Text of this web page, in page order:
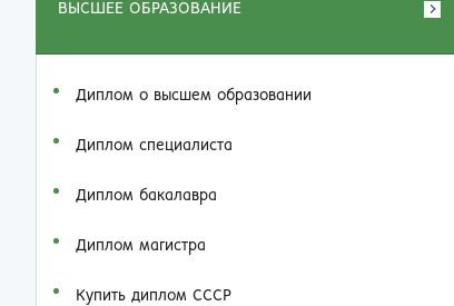
ВЫСШЕЕ ОБРАЗОВАНИЕ
Диплом о высшем образовании
Диплом специалиста
Диплом бакалавра
Диплом магистра
Купить диплом СССР